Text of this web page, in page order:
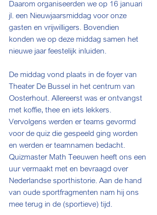
Daarom organiseerden we op 16 januari
jl. een Nieuwjaarsmiddag voor onze
gasten en vrijwilligers. Bovendien
konden we op deze middag samen het
nieuwe jaar feestelijk inluiden.
De middag vond plaats in de foyer van
Theater De Bussel in het centrum van
Oosterhout. Allereerst was er ontvangst
met koffie, thee en iets lekkers.
Vervolgens werden er teams gevormd
voor de quiz die gespeeld ging worden
en werden er teamnamen bedacht.
Quizmaster Math Teeuwen heeft ons een
uur vermaakt met en bevraagd over
Nederlandse sporthistorie. Aan de hand
van oude sportfragmenten nam hij ons
mee terug in de (sportieve) tijd.